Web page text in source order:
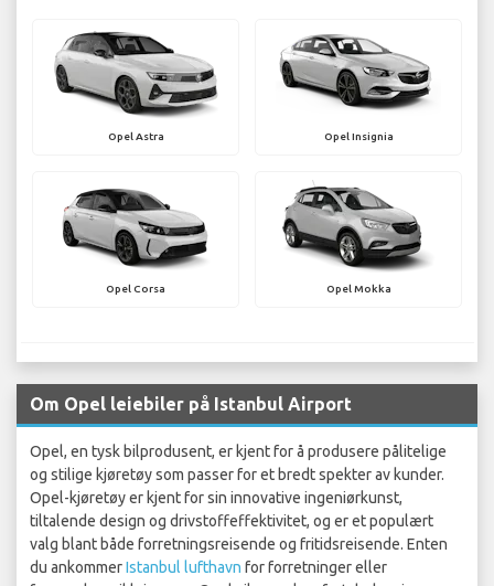
Opel Astra Opel Insignia
Opel Corsa Opel Mokka
Om Opel leiebiler på Istanbul Airport
Opel, en tysk bilprodusent, er kjent for å produsere pålitelige
og stilige kjøretøy som passer for et bredt spekter av kunder.
Opel-kjøretøy er kjent for sin innovative ingeniørkunst,
tiltalende design og drivstoffeffektivitet, og er et populært
valg blant både forretningsreisende og fritidsreisende. Enten
du ankommerIstanbul lufthavn for forretninger eller